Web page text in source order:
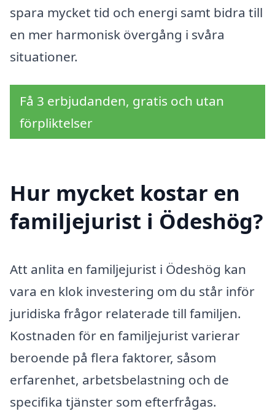
spara mycket tid och energi samt bidra till
en mer harmonisk övergång i svåra
situationer.
Få 3 erbjudanden, gratis och utan
förpliktelser
Hur mycket kostar en
familjejurist i Ödeshög?
Att anlita en familjejurist i Ödeshög kan
vara en klok investering om du står inför
juridiska frågor relaterade till familjen.
Kostnaden för en familjejurist varierar
beroende på flera faktorer, såsom
erfarenhet, arbetsbelastning och de
specifika tjänster som efterfrågas.